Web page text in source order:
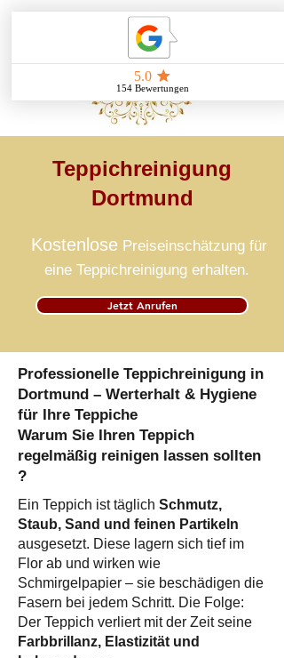
Teppichreinigung
Dortmund
Kostenlose Preiseinschätzung für
eine Teppichreinigung erhalten.
Jetzt Anrufen
Professionelle Teppichreinigung in
Dortmund – Werterhalt & Hygiene
für Ihre Teppiche
Warum Sie Ihren Teppich
regelmäßig reinigen lassen sollten
?​
Ein Teppich ist täglich Schmutz,
Staub, Sand und feinen Partikeln
ausgesetzt. Diese lagern sich tief im
Flor ab und wirken wie
Schmirgelpapier – sie beschädigen die
Fasern bei jedem Schritt. Die Folge:
Der Teppich verliert mit der Zeit seine
Farbbrillanz, Elastizität und